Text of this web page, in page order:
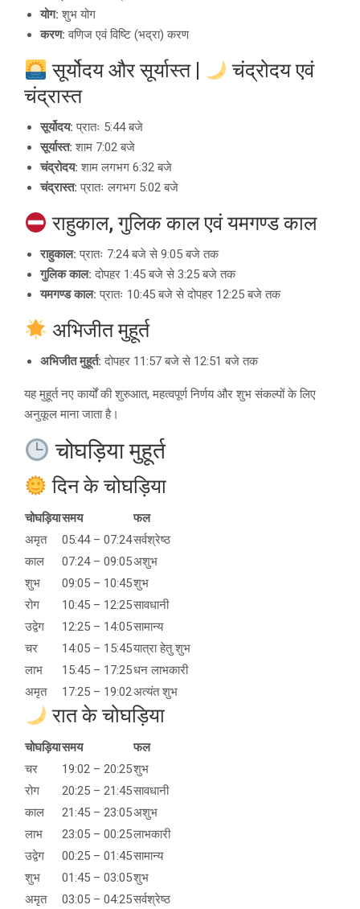
योग: शुभ योग
करण: वणिज एवं विष्टि (भद्रा) करण
सूर्योदय और सूर्यास्त |
चंद्रोदय एवं
चंद्रास्त
सूर्योदय: प्रातः 5:44 बजे
सूर्यास्त: शाम 7:02 बजे
चंद्रोदय: शाम लगभग 6:32 बजे
चंद्रास्त: प्रातः लगभग 5:02 बजे
राहुकाल, गुलिक काल एवं यमगण्ड काल
राहुकाल: प्रातः 7:24 बजे से 9:05 बजे तक
गुलिक काल: दोपहर 1:45 बजे से 3:25 बजे तक
यमगण्ड काल: प्रातः 10:45 बजे से दोपहर 12:25 बजे तक
अभिजीत मुहूर्त
अभिजीत मुहूर्त: दोपहर 11:57 बजे से 12:51 बजे तक
यह मुहूर्त नए कार्यों की शुरुआत, महत्वपूर्ण निर्णय और शुभ संकल्पों के लिए
अनुकूल माना जाता है।
चोघड़िया मुहूर्त
दिन के चोघड़िया
चोघड़ियासमय
फल
अमृत
05:44 – 07:24सर्वश्रेष्ठ
काल
07:24 – 09:05अशुभ
शुभ
09:05 – 10:45शुभ
रोग
10:45 – 12:25सावधानी
उद्वेग
12:25 – 14:05सामान्य
चर
14:05 – 15:45यात्रा हेतु शुभ
लाभ
15:45 – 17:25धन लाभकारी
अमृत
17:25 – 19:02अत्यंत शुभ
रात के चोघड़िया
चोघड़ियासमय
फल
चर
19:02 – 20:25शुभ
रोग
20:25 – 21:45सावधानी
काल
21:45 – 23:05अशुभ
लाभ
23:05 – 00:25लाभकारी
उद्वेग
00:25 – 01:45सामान्य
शुभ
01:45 – 03:05शुभ
अमृत
03:05 – 04:25सर्वश्रेष्ठ